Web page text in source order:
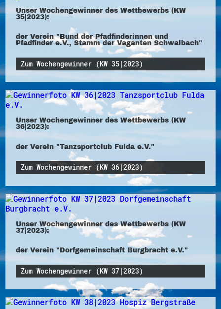
Unser Wochengewinner des Wettbewerbs (KW
35|2023):
der Verein "Bund der Pfadfinderinnen und
Pfadfinder e.V., Stamm der Vaganten Schwalbach"
Zum Wochengewinner (KW 35|2023)
Unser Wochengewinner des Wettbewerbs (KW
36|2023):
der Verein "Tanzsportclub Fulda e.V."
Zum Wochengewinner (KW 36|2023)
Unser Wochengewinner des Wettbewerbs (KW
37|2023):
der Verein "Dorfgemeinschaft Burgbracht e.V."
Zum Wochengewinner (KW 37|2023)